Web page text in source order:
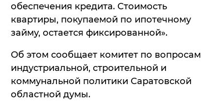
обеспечения кредита. Стоимость
квартиры, покупаемой по ипотечному
займу, остается фиксированной».
Об этом сообщает комитет по вопросам
индустриальной, строительной и
коммунальной политики Саратовской
областной думы.